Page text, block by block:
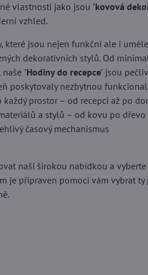
vlastnosti jako jsou 'kovová
vzhled.
které jsou nejen funkční ale i
dekorativních stylů. Od
naše 'Hodiny do recepce' jsou
poskytovaly nezbytnou
každý prostor – od recepcí až po
a stylů – od kovu po dřevo
časový mechanismus
naší širokou nabídkou a
je připraven pomoci vám vybrat